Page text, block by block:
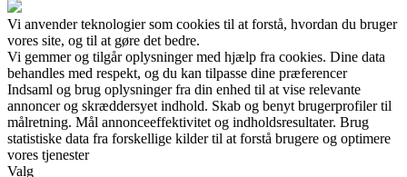
Vi anvender teknologier som cookies til at forstå, hvordan du bruger
vores site, og til at gøre det bedre.
Vi gemmer og tilgår oplysninger med hjælp fra cookies. Dine data
behandles med respekt, og du kan tilpasse dine præferencer
Indsaml og brug oplysninger fra din enhed til at vise relevante
annoncer og skræddersyet indhold. Skab og benyt brugerprofiler til
målretning. Mål annonceeffektivitet og indholdsresultater. Brug
statistiske data fra forskellige kilder til at forstå brugere og optimere
vores tjenester
Valg